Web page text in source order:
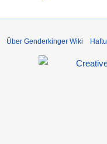
Über Genderkinger Wiki